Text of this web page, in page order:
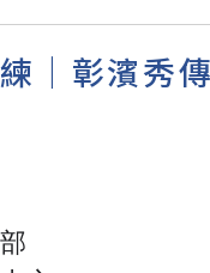
｜彰濱秀傳